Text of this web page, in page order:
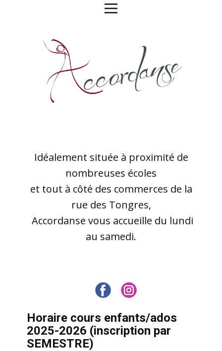
Idéalement située à proximité de
nombreuses écoles
et tout à côté des commerces de la
rue des Tongres,
Accordanse vous accueille du lundi
au samedi.
Horaire co​urs enfants/ados
2025-2026 (inscription par
SEMESTRE)